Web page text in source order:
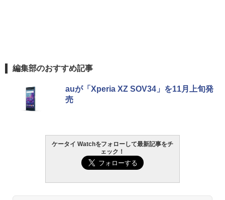
編集部のおすすめ記事
auが「Xperia XZ SOV34」を11月上旬発
売
ケータイ Watchをフォローして最新記事をチ
ェック！